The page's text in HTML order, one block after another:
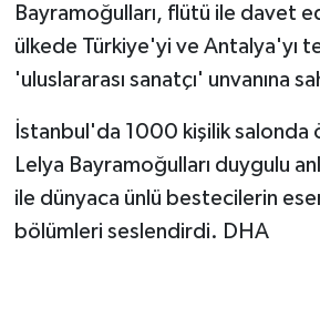
Bayramoğulları, flütü ile davet
ülkede Türkiye'yi ve Antalya'yı
'uluslararası sanatçı' unvanına
İstanbul'da 1000 kişilik salonda
Lelya Bayramoğulları duygulu
ile dünyaca ünlü bestecilerin
bölümleri seslendirdi. DHA